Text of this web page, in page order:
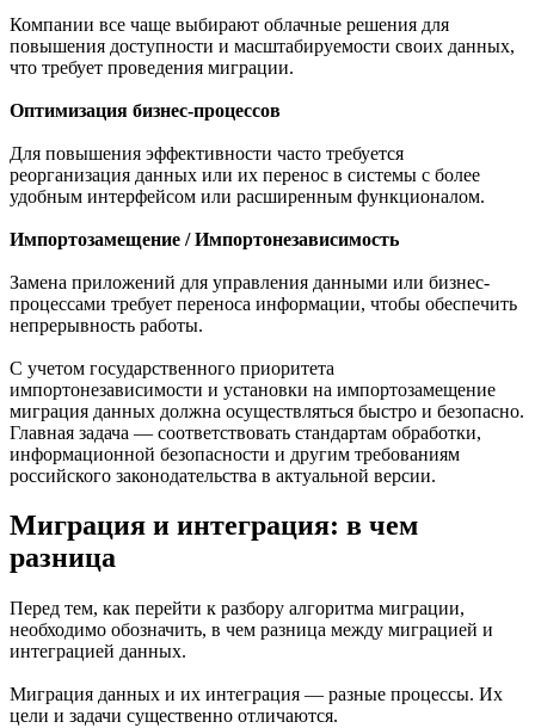
Компании все чаще выбирают облачные решения для
повышения доступности и масштабируемости своих данных,
что требует проведения миграции.
Оптимизация бизнес-процессов
Для повышения эффективности часто требуется
реорганизация данных или их перенос в системы с более
удобным интерфейсом или расширенным функционалом.
Импортозамещение / Импортонезависимость
Замена приложений для управления данными или бизнес-
процессами требует переноса информации, чтобы обеспечить
непрерывность работы.
С учетом государственного приоритета
импортонезависимости и установки на импортозамещение
миграция данных должна осуществляться быстро и безопасно.
Главная задача — соответствовать стандартам обработки,
информационной безопасности и другим требованиям
российского законодательства в актуальной версии.
Миграция и интеграция: в чем
разница
Перед тем, как перейти к разбору алгоритма миграции,
необходимо обозначить, в чем разница между миграцией и
интеграцией данных.
Миграция данных и их интеграция — разные процессы. Их
цели и задачи существенно отличаются.